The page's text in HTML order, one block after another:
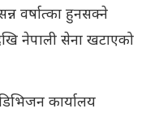
वर्षात्का हुनसक्ने
नेपाली सेना खटाएको
कार्यालय